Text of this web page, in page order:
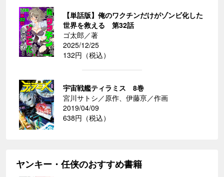
【単話版】俺のワクチンだけがゾンビ化した
世界を救える 第32話
ゴ太郎／著
2025/12/25
132円（税込）
宇宙戦艦ティラミス 8巻
宮川サトシ／原作、伊藤亰／作画
2019/04/09
638円（税込）
ヤンキー・任侠のおすすめ書籍